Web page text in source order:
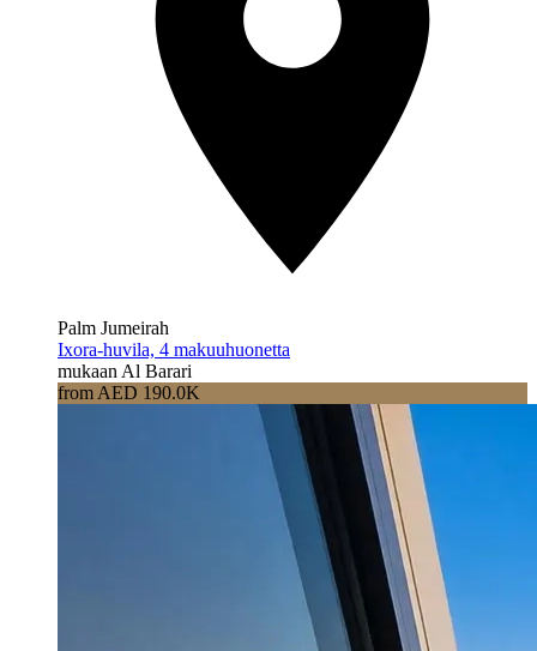
Palm Jumeirah
Ixora-huvila, 4 makuuhuonetta
mukaan Al Barari
from AED 190.0K